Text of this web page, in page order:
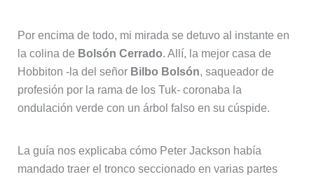
Por encima de todo, mi mirada se detuvo al instante en
la colina de Bolsón Cerrado. Allí, la mejor casa de
Hobbiton -la del señor Bilbo Bolsón, saqueador de
profesión por la rama de los Tuk- coronaba la
ondulación verde con un árbol falso en su cúspide.
La guía nos explicaba cómo Peter Jackson había
mandado traer el tronco seccionado en varias partes